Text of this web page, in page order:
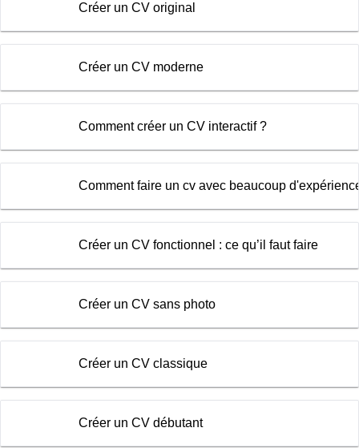
Créer un CV original
Créer un CV moderne
Comment créer un CV interactif ?
Comment faire un cv avec beaucoup
Créer un CV fonctionnel : ce qu’il faut faire
Créer un CV sans photo
Créer un CV classique
Créer un CV débutant